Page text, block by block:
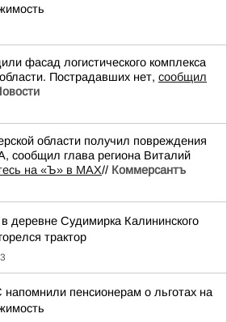
фасад логистического комплекса
Пострадавших нет, сообщил
области получил повреждения
сообщил глава региона Виталий
на «Ъ» в MAX// Коммерсантъ
деревне Судимирка Калининского
трактор
пенсионерам о льготах на